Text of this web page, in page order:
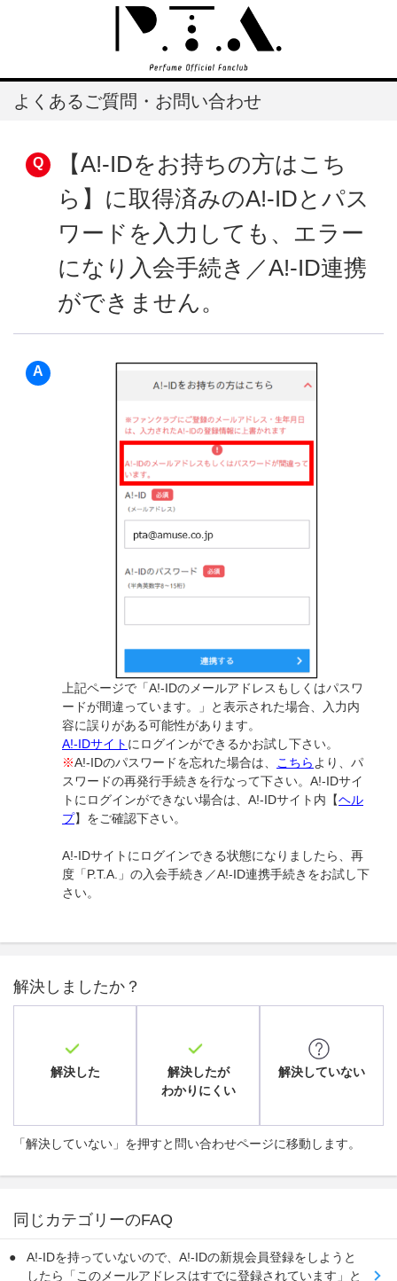
よくあるご質問・お問い合わせ
【A!-IDをお持ちの方はこち
ら】に取得済みのA!-IDとパス
ワードを入力しても、エラー
になり入会手続き／A!-ID連携
ができません。
上記ページで「A!-IDのメールアドレスもしくはパスワ
ードが間違っています。」と表示された場合、入力内
容に誤りがある可能性があります。
A!-IDサイト にログインができるかお試し下さい。
※A!-IDのパスワードを忘れた場合は、 こちら より、パ
スワードの再発行手続きを行なって下さい。A!-IDサイ
トにログインができない場合は、A!-IDサイト内【ヘル
プ】をご確認下さい。
A!-IDサイトにログインできる状態になりましたら、再
度「P.T.A.」の入会手続き／A!-ID連携手続きをお試し下
さい。
解決しましたか？
解決した
解決したが
わかりにくい
解決していない
「解決していない」を押すと問い合わせページに移動します。
同じカテゴリーのFAQ
A!-IDを持っていないので、A!-IDの新規会員登録をしようと
したら「このメールアドレスはすでに登録されています」と